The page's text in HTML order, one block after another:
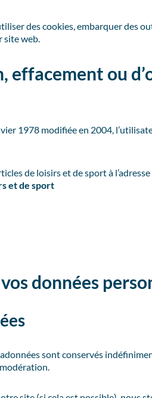
des cookies, embarquer des
site web.
effacement ou
1978 modifiée en 2004,
de loisirs et de sport à
et de sport
données
sont conservés